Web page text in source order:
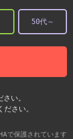
50代～
い。
さい。
で保護されています